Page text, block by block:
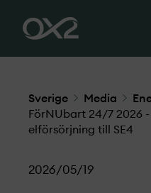
Sverige Media
FörNUbart 24/7 2026
elförsörjning till SE4
2026/05/19